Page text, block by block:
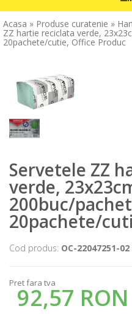
Acasa » Produse curatenie »
ZZ hartie reciclata verde,
20pachete/cutie, Office Produc
Servetele ZZ
verde,
200buc/
20pachete/
Cod produs: OC-22047251-02
Pret fara tva
92,57 RON